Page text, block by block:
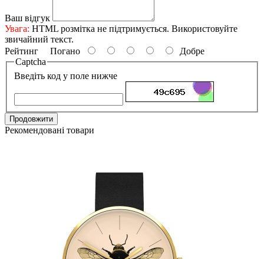
Ваш відгук
Увага: HTML розмітка не підтримується. Використовуйте
звичайний текст.
Рейтинг Погано
Добре
Captcha
Введіть код у поле нижче
Продовжити
Рекомендовані товари